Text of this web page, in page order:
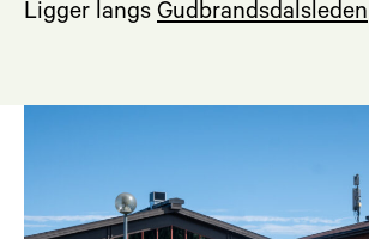
Ligger langs Gudbrandsdalsleden